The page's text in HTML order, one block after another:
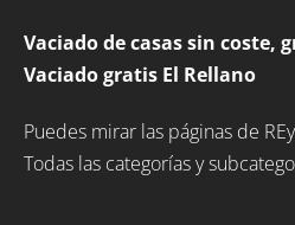
Vaciado de casas sin coste,
Vaciado gratis El Rellano
Puedes mirar las páginas de
Todas las categorías y